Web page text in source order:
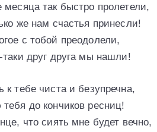
месяца так быстро пролетели,
же нам счастья принесли!
с тобой преодолели,
таки друг друга мы нашли!
к тебе чиста и безупречна,
до кончиков ресниц!
что сиять мне будет вечно,